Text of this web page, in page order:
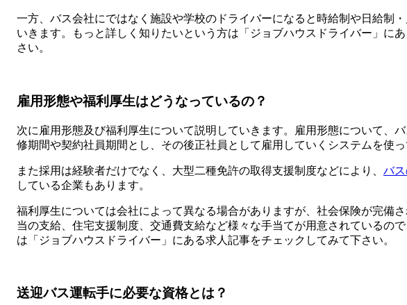
一方、バス会社にではなく施設や学校のドライバーになると時給制や日給制
いきます。もっと詳しく知りたいという方は「ジョブハウスドライバー」に
さい。
雇用形態や福利厚生はどうなっているの？
次に雇用形態及び福利厚生について説明していきます。雇用形態について、
修期間や契約社員期間とし、その後正社員として雇用していくシステムを使っ
また採用は経験者だけでなく、大型二種免許の取得支援制度などにより、 バ
している企業もあります。
福利厚生については会社によって異なる場合がありますが、社会保険が完備
当の支給、住宅支援制度、交通費支給など様々な手当てが用意されているの
は「ジョブハウスドライバー」にある求人記事をチェックしてみて下さい。
送迎バス運転手に必要な資格とは？